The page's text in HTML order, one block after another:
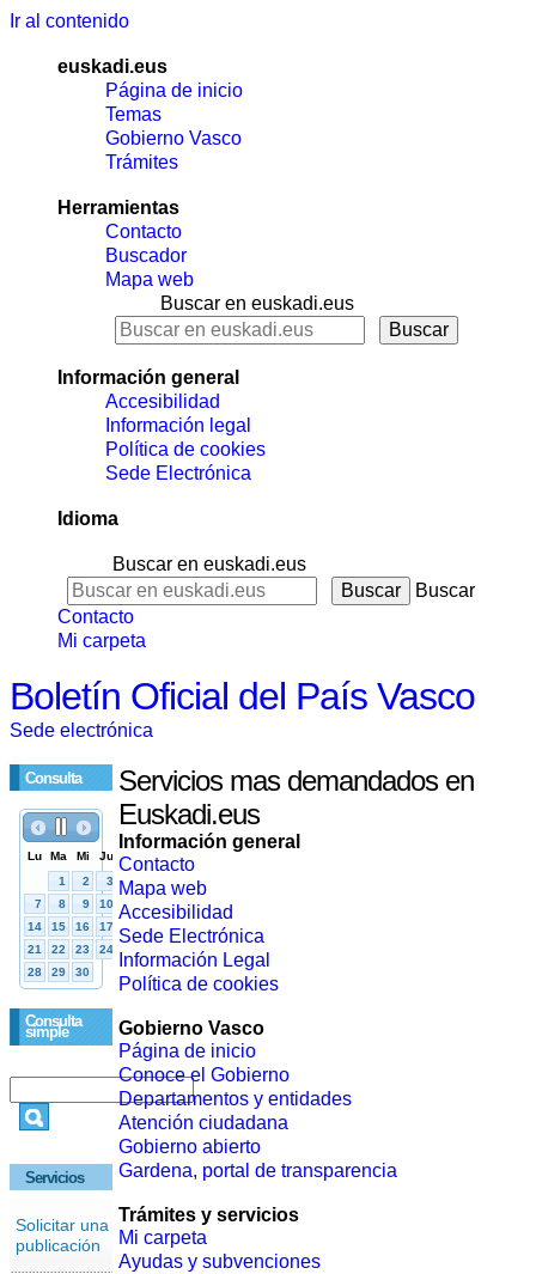
Ir al contenido
euskadi.eus
Página de inicio
Temas
Gobierno Vasco
Trámites
Herramientas
Contacto
Buscador
Mapa web
Buscar en euskadi.eus
Información general
Accesibilidad
Información legal
Política de cookies
Sede Electrónica
Idioma
Buscar en euskadi.eus
Buscar
Contacto
Mi carpeta
Boletín Oficial del País Vasco
Sede electrónica
Consulta
Consulta
simple
Servicios
Solicitar una
publicación
Servicios mas demandados en
Euskadi.eus
Información general
Contacto
Mapa web
Accesibilidad
Sede Electrónica
Información Legal
Política de cookies
Gobierno Vasco
Página de inicio
Conoce el Gobierno
Departamentos y entidades
Atención ciudadana
Gobierno abierto
Gardena, portal de transparencia
Trámites y servicios
Mi carpeta
Ayudas y subvenciones